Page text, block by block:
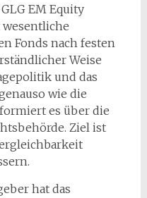
EM Equity
wesentliche
Fonds nach festen
Weise
und das
wie die
es über die
Ziel ist
hat das